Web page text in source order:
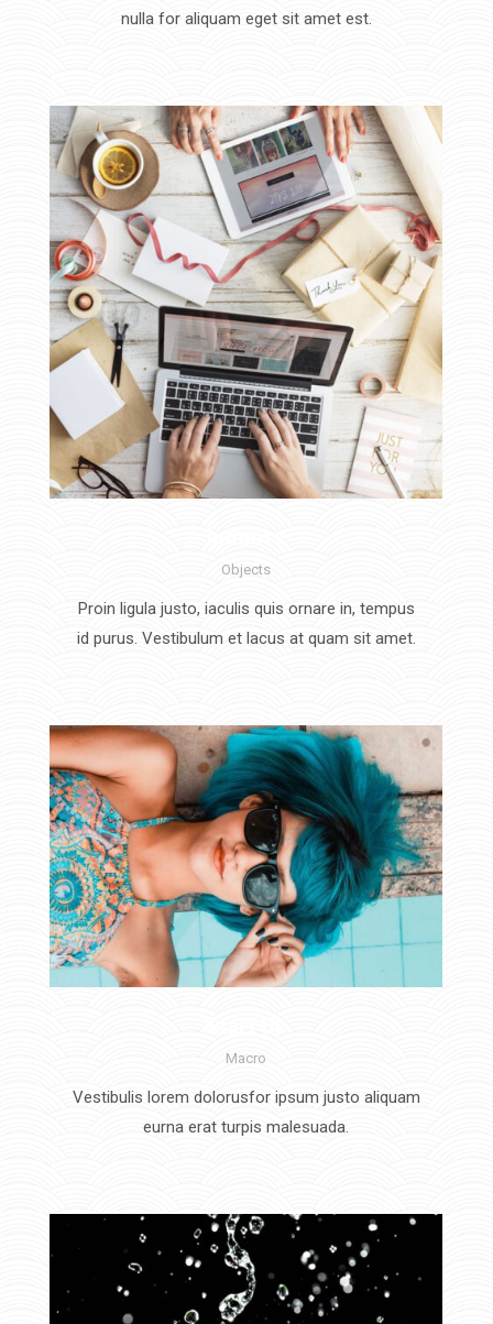
nulla for aliquam eget sit amet est.
Objects
Proin ligula justo, iaculis quis ornare in, tempus
id purus. Vestibulum et lacus at quam sit amet.
Macro
Vestibulis lorem dolorusfor ipsum justo aliquam
eurna erat turpis malesuada.